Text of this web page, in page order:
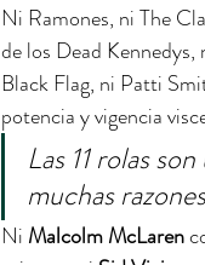
Ni Ramones, ni The
de los Dead Kennedys,
Black Flag, ni Patti
potencia y vigencia
Las 11 rolas
muchas
Ni Malcolm McLaren